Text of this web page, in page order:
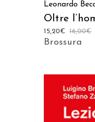
Leonardo
Oltre
16,00€
15,20€
Brossura